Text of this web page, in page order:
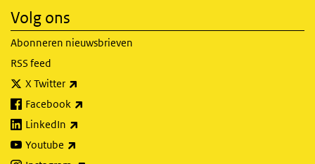
Volg ons
Abonneren nieuwsbrieven
RSS feed
X Twitter
Facebook
LinkedIn
Youtube